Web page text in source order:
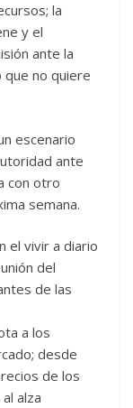
la
y el
ante la
no quiere
escenario
ante
con otro
semana.
el vivir a diario
del
de las
a los
desde
de los
alza